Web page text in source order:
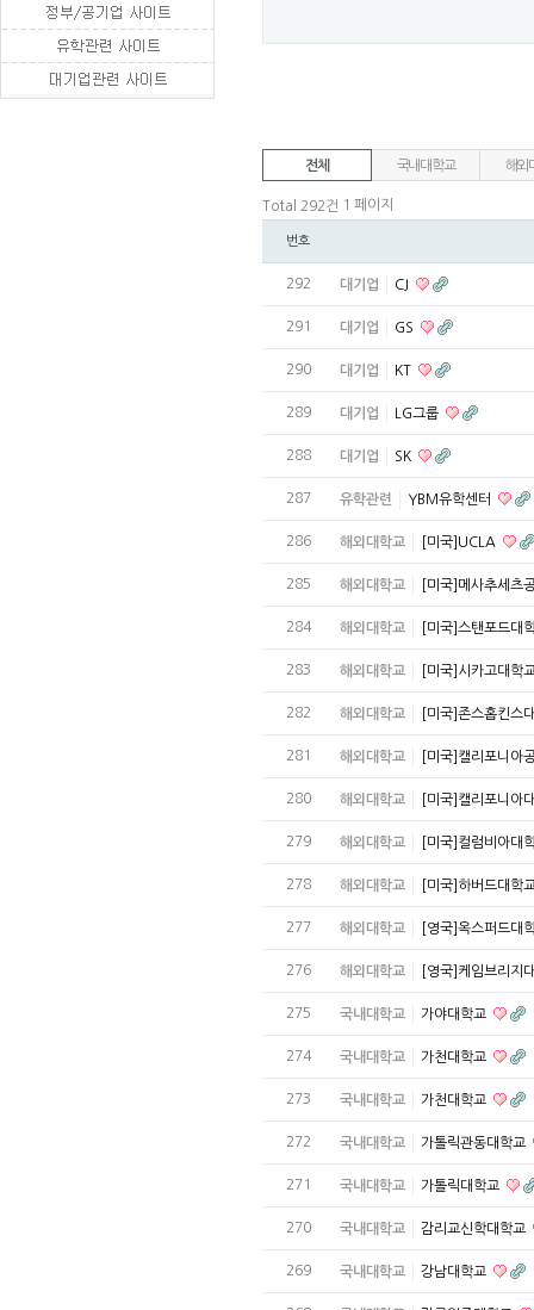
전체 국내대학교 해외
Total 292건 1 페이지
번호
292 대기업 CJ
291 대기업 GS
290 대기업 KT
289 대기업 LG그룹
288 대기업 SK
287 유학관련 YBM유학센터
286 해외대학교 [미국]UCLA
285 해외대학교 [미국]메사추세츠
284 해외대학교 [미국]스탠포드대
283 해외대학교 [미국]시카고대학
282 해외대학교 [미국]존스홉킨스
281 해외대학교 [미국]캘리포니아
280 해외대학교 [미국]캘리포니아
279 해외대학교 [미국]컬럼비아대
278 해외대학교 [미국]하버드대학
277 해외대학교 [영국]옥스퍼드대
276 해외대학교 [영국]케임브리지
275 국내대학교 가야대학교
274 국내대학교 가천대학교
273 국내대학교 가천대학교
272 국내대학교 가톨릭관동대학교
271 국내대학교 가톨릭대학교
270 국내대학교 감리교신학대학교
269 국내대학교 강남대학교